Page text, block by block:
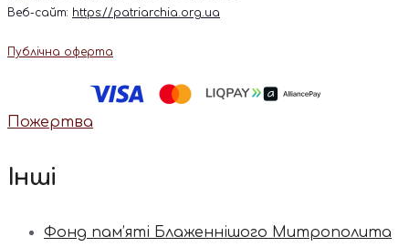
Веб-сайт: https://patriarchia.org.ua
Публічна оферта
Пожертва
Інші
Фонд пам’яті Блаженнішого Митрополита